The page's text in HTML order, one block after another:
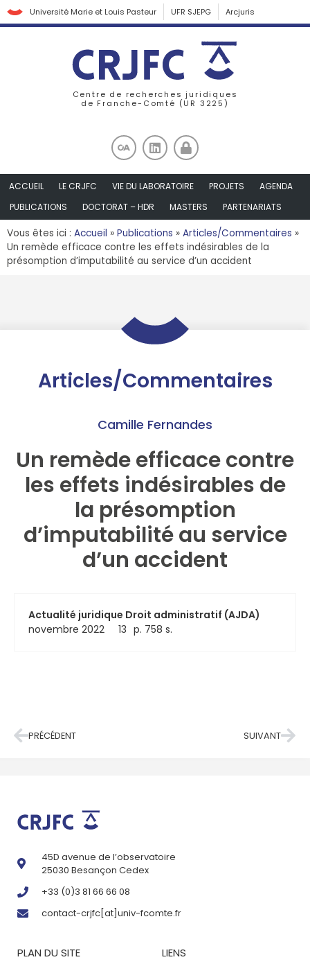
Université Marie et Louis Pasteur UFR SJEPG Arcjuris
Centre de recherches juridiques
de Franche-Comté (UR 3225)
ACCUEIL LE CRJFC VIE DU LABORATOIRE PROJETS
AGENDA
PUBLICATIONS
DOCTORAT – HDR MASTERS PARTENARIATS
Vous êtes ici : Accueil » Publications » Articles/Commentaires »
Un remède efficace contre les effets indésirables de la
présomption d’imputabilité au service d’un accident
Articles/Commentaires
Camille Fernandes
Un remède efficace contre
les effets indésirables de
la présomption
d’imputabilité au service
d’un accident
Actualité juridique Droit administratif (AJDA)
novembre 2022
13 p. 758 s.
PRÉCÉDENT SUIVANT
45D avenue de l’observatoire
25030 Besançon Cedex
+33 (0)3 81 66 66 08
contact-crjfc[at]univ-fcomte.fr
PLAN DU SITE LIENS